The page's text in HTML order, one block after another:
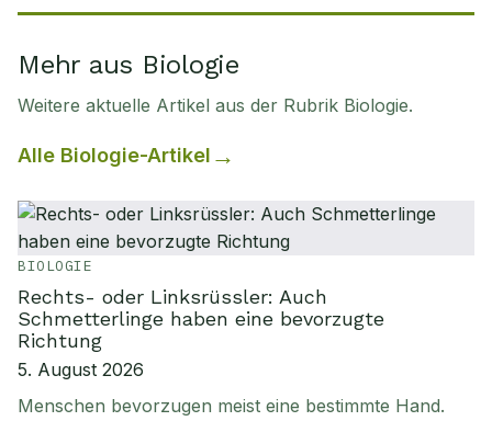
Mehr aus Biologie
Weitere aktuelle Artikel aus der Rubrik Biologie.
Alle Biologie-Artikel
BIOLOGIE
Rechts- oder Linksrüssler: Auch
Schmetterlinge haben eine bevorzugte
Richtung
5. August 2026
Menschen bevorzugen meist eine bestimmte Hand.